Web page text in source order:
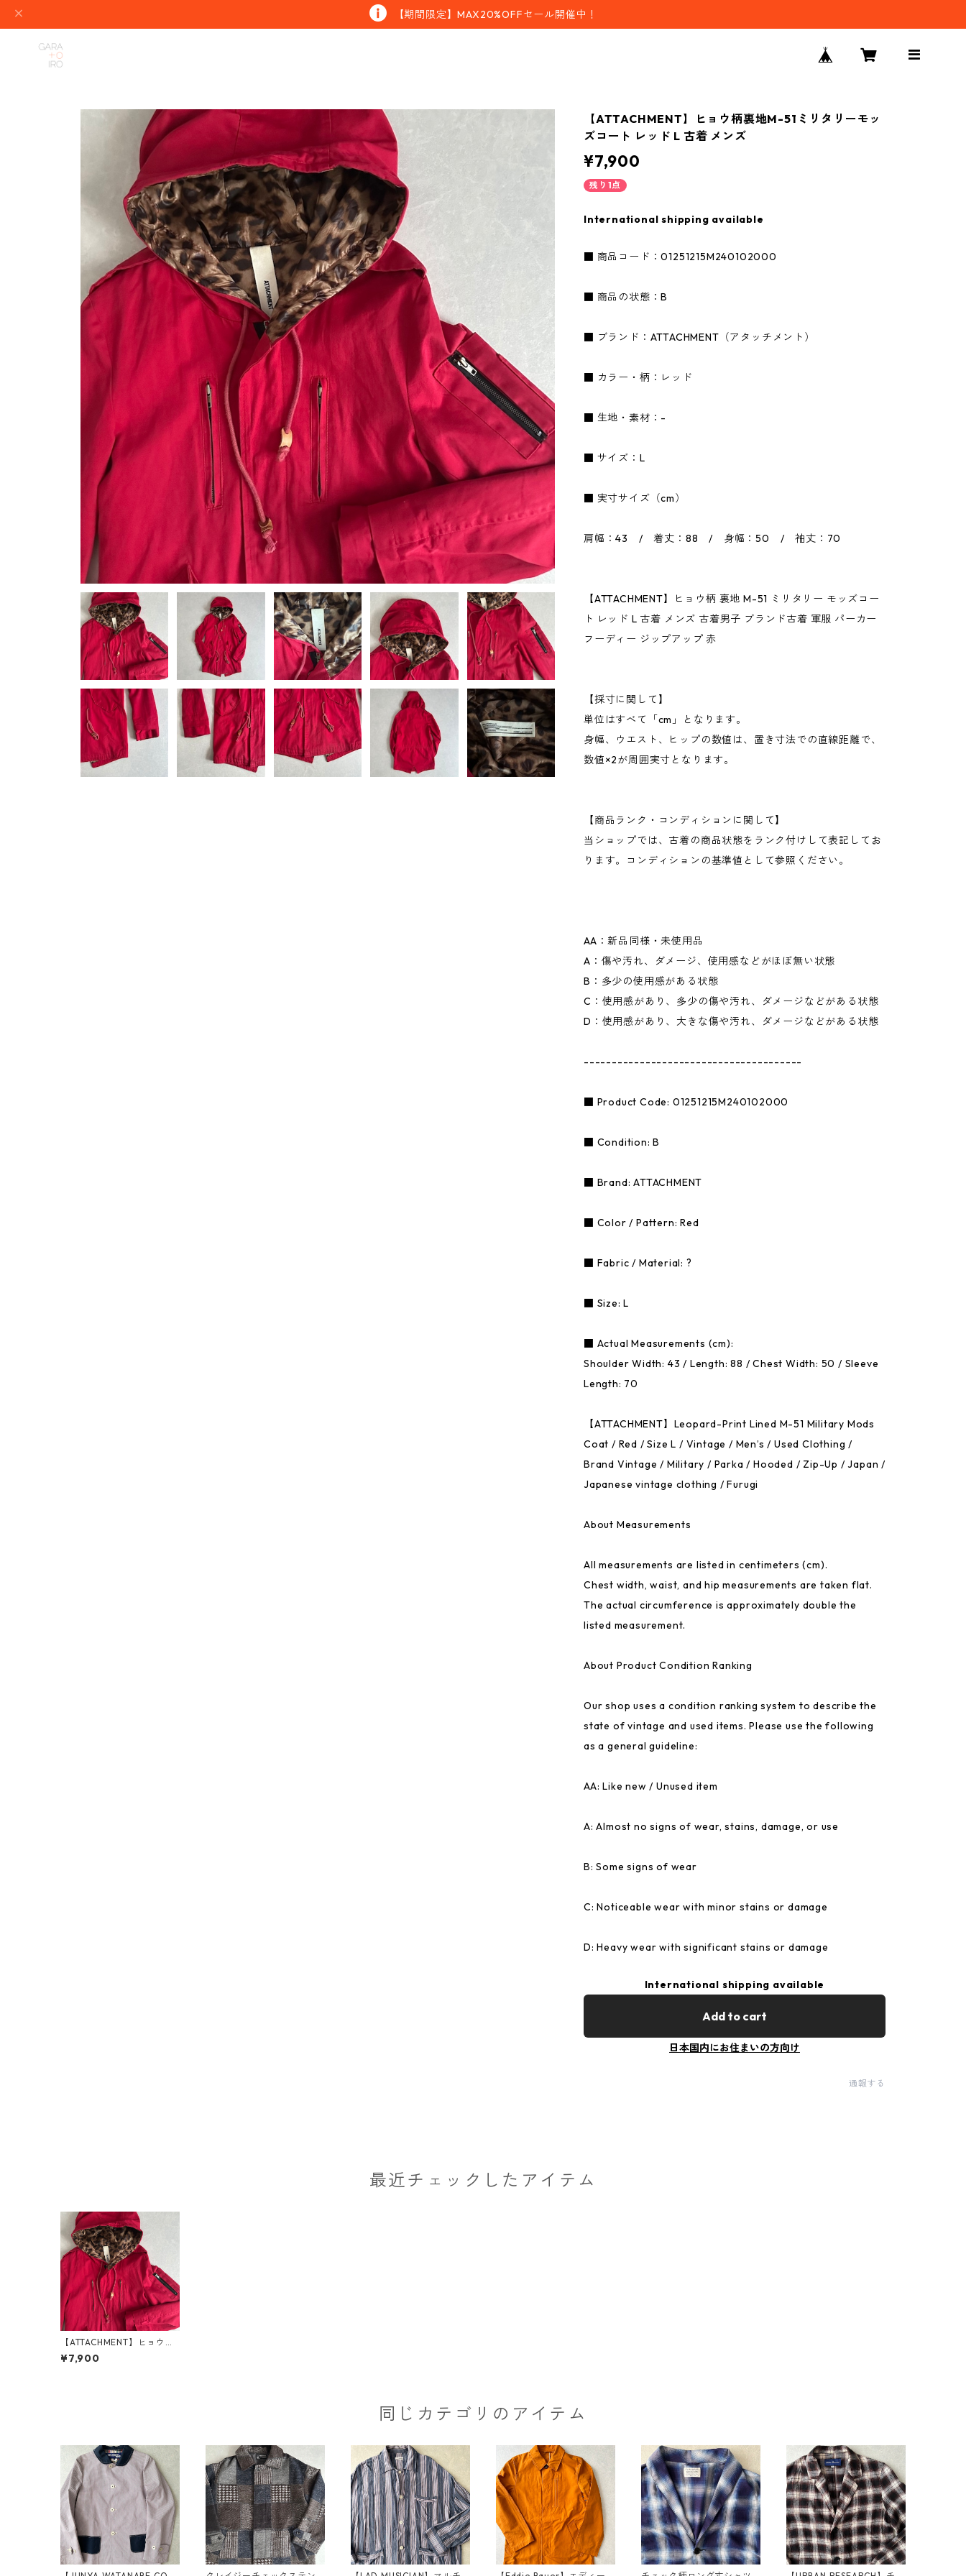
【期間限定】MAX20%OFFセール開催中！
【ATTACHMENT】ヒョウ柄裏地M-51ミリタリーモッ
ズコート レッド L 古着 メンズ
¥7,900
残り1点
International shipping available
■ 商品コード：01251215M240102000
■ 商品の状態：B
■ ブランド：ATTACHMENT（アタッチメント）
■ カラー・柄：レッド
■ 生地・素材：-
■ サイズ：L
■ 実寸サイズ（cm）
肩幅：43 / 着丈：88 / 身幅：50 / 袖丈：70
【ATTACHMENT】ヒョウ柄 裏地 M-51 ミリタリー モッズコー
ト レッド L 古着 メンズ 古着男子 ブランド古着 軍服 パーカー
フーディー ジップアップ 赤
【採寸に関して】
単位はすべて「cm」となります。
身幅、ウエスト、ヒップの数値は、置き寸法での直線距離で、
数値×2が周囲実寸となります。
【商品ランク・コンディションに関して】
当ショップでは、古着の商品状態をランク付けして表記してお
ります。コンディションの基準値として参照ください。
AA：新品同様・未使用品
A：傷や汚れ、ダメージ、使用感などがほぼ無い状態
B：多少の使用感がある状態
C：使用感があり、多少の傷や汚れ、ダメージなどがある状態
D：使用感があり、大きな傷や汚れ、ダメージなどがある状態
---------------------------------------
■ Product Code: 01251215M240102000
■ Condition: B
■ Brand: ATTACHMENT
■ Color / Pattern: Red
■ Fabric / Material: ?
■ Size: L
■ Actual Measurements (cm):
Shoulder Width: 43 / Length: 88 / Chest Width: 50 / Sleeve
Length: 70
【ATTACHMENT】Leopard-Print Lined M-51 Military Mods
Coat / Red / Size L / Vintage / Men’s / Used Clothing /
Brand Vintage / Military / Parka / Hooded / Zip-Up / Japan /
Japanese vintage clothing / Furugi
About Measurements
All measurements are listed in centimeters (cm).
Chest width, waist, and hip measurements are taken flat.
The actual circumference is approximately double the
listed measurement.
About Product Condition Ranking
Our shop uses a condition ranking system to describe the
state of vintage and used items. Please use the following
as a general guideline:
AA: Like new / Unused item
A: Almost no signs of wear, stains, damage, or use
B: Some signs of wear
C: Noticeable wear with minor stains or damage
D: Heavy wear with significant stains or damage
International shipping available
Add to cart
日本国内にお住まいの方向け
通報する
最近チェックしたアイテム
【ATTACHMENT】ヒョウ柄
裏地M-51ミリタリーモッズ
コート レッド L 古着 メンズ
¥7,900
同じカテゴリのアイテム